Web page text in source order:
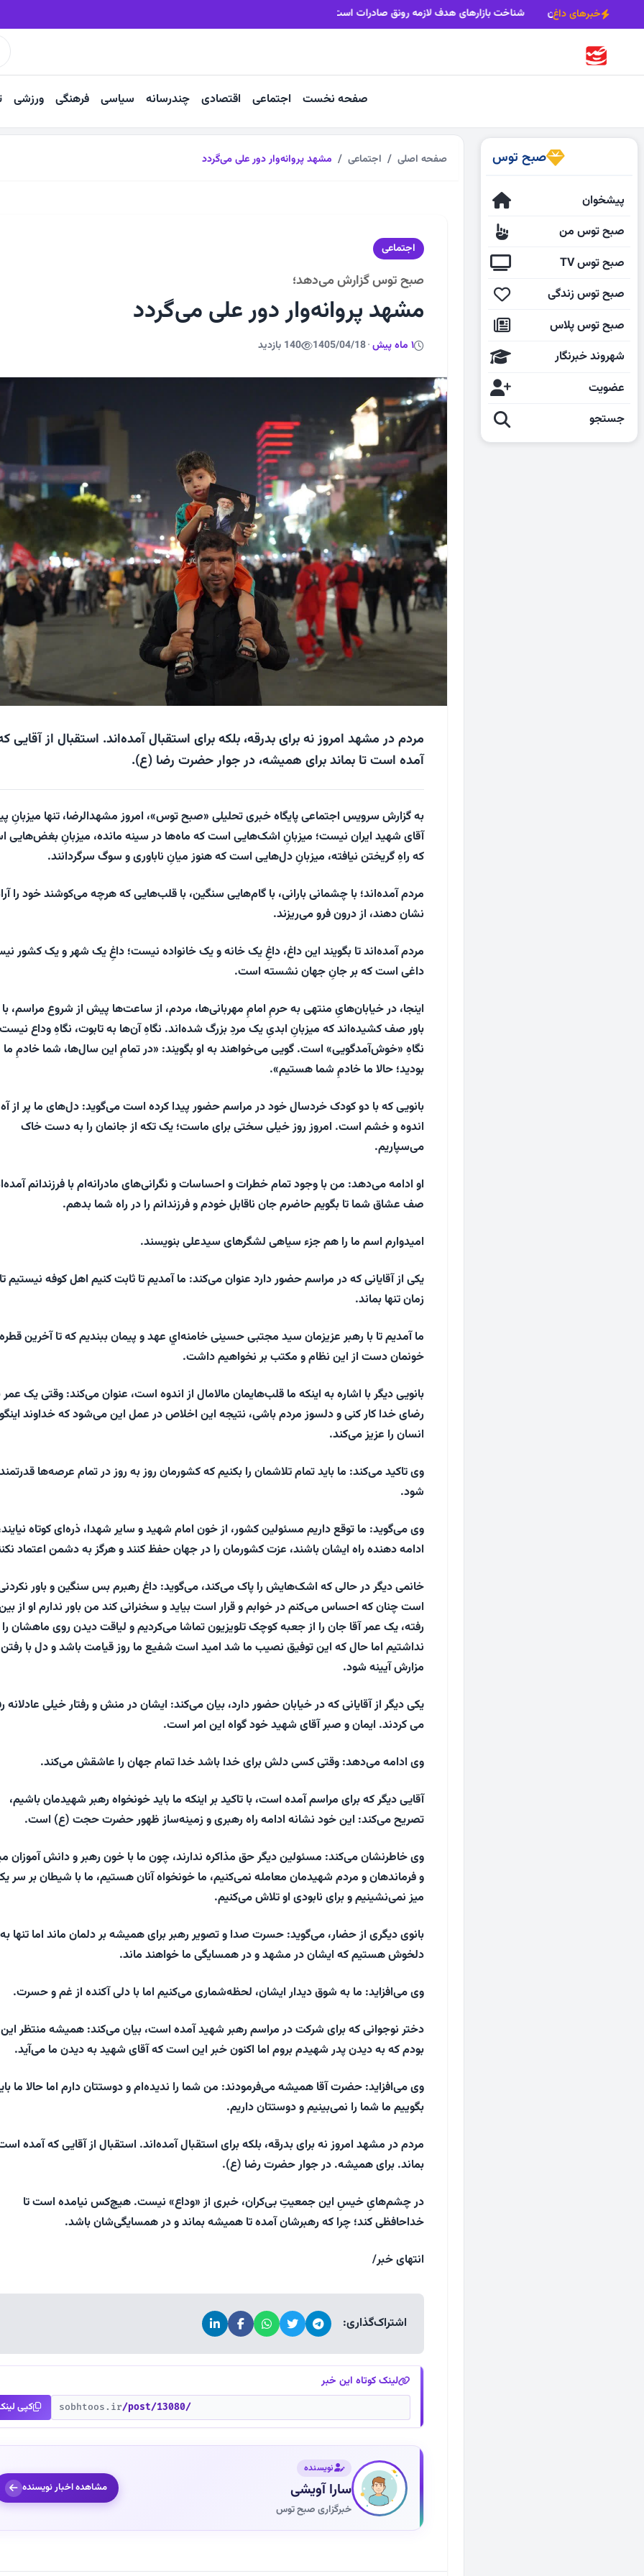
خبرهای داغ
سفره‌های آب زیرزمینی ۳۰۰۰ ساله خراسان شناخت بازارهای هدف لازمه رونق صادرات است
صفحه نخست اجتماعی اقتصادی چندرسانه سیاسی فرهنگی ورزشی
صبح توس
پیشخوان
صبح توس من
صبح توس TV
صبح توس زندگی
صبح توس پلاس
شهروند خبرنگار
عضویت
جستجو
صفحه اصلی اجتماعی مشهد پروانه‌وار دور علی می‌گردد
اجتماعی
صبح توس گزارش می‌دهد؛
مشهد پروانه‌وار دور علی می‌گردد
1 ماه پیش ·
1405/04/18 140 بازدید
مردم در مشهد امروز نه برای بدرقه، بلکه برای استقبال آمده‌اند. استقبال از آقایی
آمده است تا بماند برای همیشه، در جوار حضرت رضا (ع).
به گزارش سرویس اجتماعی پایگاه خبری تحلیلی «صبح توس»، امروز مشهدالرضا، تنها میزبانِ
آقای شهید ایران نیست؛ میزبانِ اشک‌هایی است که ماه‌ها در سینه مانده، میزبانِ بغض‌هایی
که راهِ گریختن نیافته، میزبانِ دل‌هایی است که هنوز میانِ ناباوری و سوگ سرگردانند.
مردم آمده‌اند؛ با چشمانی بارانی، با گام‌هایی سنگین، با قلب‌هایی که هرچه می‌کوشند خود را
نشان دهند، از درون فرو می‌ریزند.
مردم آمده‌اند تا بگویند این داغ، داغِ یک خانه و یک خانواده نیست؛ داغِ یک شهر و یک کشور
داغی است که بر جانِ جهان نشسته است.
اینجا، در خیابان‌هایِ منتهی به حرمِ امامِ مهربانی‌ها، مردم، از ساعت‌ها پیش از شروع مراسم،
باور صف کشیده‌اند که میزبانِ ابدیِ یک مردِ بزرگ شده‌اند. نگاهِ آن‌ها به تابوت، نگاهِ وداع
نگاهِ «خوش‌آمدگویی» است. گویی می‌خواهند به او بگویند: «در تمامِ این سال‌ها، شما خادمِ ما
بودید؛ حالا ما خادمِ شما هستیم».
بانویی که با دو کودک خردسال خود در مراسم حضور پیدا کرده است می‌گوید: دل‌های ما پر از
اندوه و خشم است. امروز روز خیلی سختی برای ماست؛ یک تکه از جانمان را به دست خاک
می‌سپاریم.
او ادامه می‌دهد: من با وجود تمام خطرات و احساسات و نگرانی‌های مادرانه‌ام با فرزندانم
صف عشاق شما تا بگویم حاضرم جان ناقابل خودم و فرزندانم را در راه شما بدهم.
امیدوارم اسم ما را هم جزء سیاهی لشگرهای سیدعلی بنویسند.
یکی از آقایانی که در مراسم حضور دارد عنوان می‌کند: ما آمدیم تا ثابت کنیم اهل کوفه نیستیم
زمان تنها بماند.
ما آمدیم تا با رهبر عزیزمان سید مجتبی حسینی خامنه‌اي عهد و پیمان ببندیم که تا آخرین قطره
خونمان دست از این نظام و مکتب بر نخواهیم داشت.
بانویی دیگر با اشاره به اینکه ما قلب‌هایمان مالامال از اندوه است، عنوان می‌کند: وقتی یک عمر
رضای خدا کار کنی و دلسوز مردم باشی، نتیجه این اخلاص در عمل این می‌شود که خداوند
انسان را عزیز می‌کند.
وی تاکید می‌کند: ما باید تمام تلاشمان را بکنیم که کشورمان روز به روز در تمام عرصه‌ها
شود.
وی می‌گوید: ما توقع داریم مسئولین کشور، از خون امام شهید و سایر شهدا، ذره‌‌ای کوتاه
ادامه دهنده راه ایشان باشند، عزت کشورمان را در جهان حفظ کنند و هرگز به دشمن اعتماد
خانمی دیگر در حالی که اشک‌هایش را پاک می‌کند، می‌گوید: داغ رهبرم بس سنگین و باور
است چنان که احساس می‌کنم در خوابم و قرار است بیاید و سخنرانی کند من باور ندارم او از
رفته، یک عمر آقا جان را از جعبه کوچک تلویزیون تماشا می‌کردیم و لیاقت دیدن روی ماهشان را
نداشتیم اما حال که این توفیق نصیب ما شد امید است شفیع ما روز قیامت باشد و دل با رفتن
مزارش آیینه شود.
یکی دیگر از آقایانی که در خیابان حضور دارد، بیان می‌کند: ایشان در منش و رفتار خیلی عادلانه
می کردند. ایمان و صبر آقای شهید خود گواه این امر است.
وی ادامه می‌دهد: وقتی کسی دلش برای خدا باشد خدا تمام جهان را عاشقش می‌کند.
آقایی دیگر که برای مراسم آمده است، با تاکید بر اینکه ما باید خونخواه رهبر شهیدمان باشیم،
تصریح می‌کند: این خود نشانه ادامه راه رهبری و زمینه‌ساز ظهور حضرت حجت (ع) است.
وی خاطرنشان می‌کند: مسئولین دیگر حق مذاکره ندارند، چون ما با خون رهبر و دانش آموزان
و فرماندهان و مردم شهیدمان معامله نمی‌کنیم، ما خونخواه آنان هستیم، ما با شیطان بر سر
میز نمی‌نشینیم و برای نابودی او تلاش می‌کنیم.
بانوی دیگری از حضار، می‌گوید: حسرت صدا و تصویر رهبر برای همیشه بر دلمان ماند اما تنها
دلخوش هستیم که ایشان در مشهد و در همسایگی ما خواهند ماند.
وی می‌افزاید: ما به شوق دیدار ایشان، لحظه‌شماری می‌کنیم اما با دلی آکنده از غم و حسرت.
دختر نوجوانی که برای شرکت در مراسم رهبر شهید آمده است، بیان می‌کند: همیشه منتظر این
بودم که به دیدن پدر شهیدم بروم اما اکنون خبر این است که آقای شهید به دیدن ما می‌آید.
وی می‌افزاید: حضرت آقا همیشه می‌فرمودند: من شما را ندیده‌ام و دوستتان دارم اما حالا ما
بگوییم ما شما را نمی‌بینیم و دوستتان داریم.
مردم در مشهد امروز نه برای بدرقه، بلکه برای استقبال آمده‌اند. استقبال از آقایی که آمده
بماند. برای همیشه. در جوار حضرت رضا (ع).
در چشم‌هایِ خیسِ این جمعیتِ بی‌کران، خبری از «وداع» نیست. هیچ‌کس نیامده است تا
خداحافظی کند؛ چرا که رهبرشان آمده تا همیشه بماند و در همسایگی‌شان باشد.
انتهای خبر/
اشتراک‌گذاری:
لینک کوتاه این خبر
sobhtoos.ir/post/13080/ کپی
نویسنده
سارا آویشی
خبرگزاری صبح توس
مشاهده اخبار نویسنده